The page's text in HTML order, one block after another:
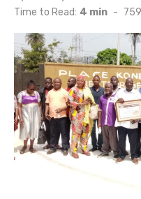
Time to Read: 4 min - 759